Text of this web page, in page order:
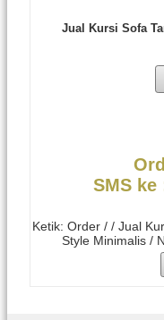
Jual Kursi Sofa
SMS ke
Ketik: Order / / Jual
Style Minimalis /